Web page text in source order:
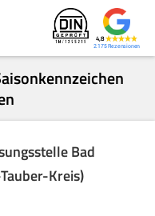
4,8
2.175
Bad
Kreis)